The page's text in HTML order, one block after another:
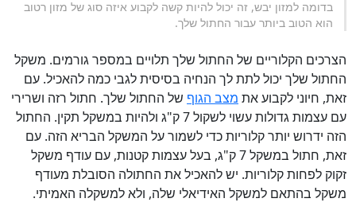
בדומה למזון יבש, זה יכול להיות קשה לקבוע איזה סוג של מזון רטוב
הוא הטוב ביותר עבור החתול שלך.
הצרכים הקלוריים של החתול שלך תלויים במספר גורמים. משקל
החתול שלך יכול לתת לך הנחיה בסיסית לגבי כמה להאכיל. עם
זאת, חיוני לקבוע את מצב הגוף של החתול שלך. חתול רזה ושרירי
עם עצמות גדולות עשוי לשקול 7 ק"ג ולהיות במשקל תקין. החתול
הזה ידרוש יותר קלוריות כדי לשמור על המשקל הבריא הזה. עם
זאת, חתול במשקל 7 ק"ג, בעל עצמות קטנות, עם עודף משקל
זקוק לפחות קלוריות. יש להאכיל את החתולה הסובלת מעודף
משקל בהתאם למשקל האידיאלי שלה, ולא למשקלה האמיתי.